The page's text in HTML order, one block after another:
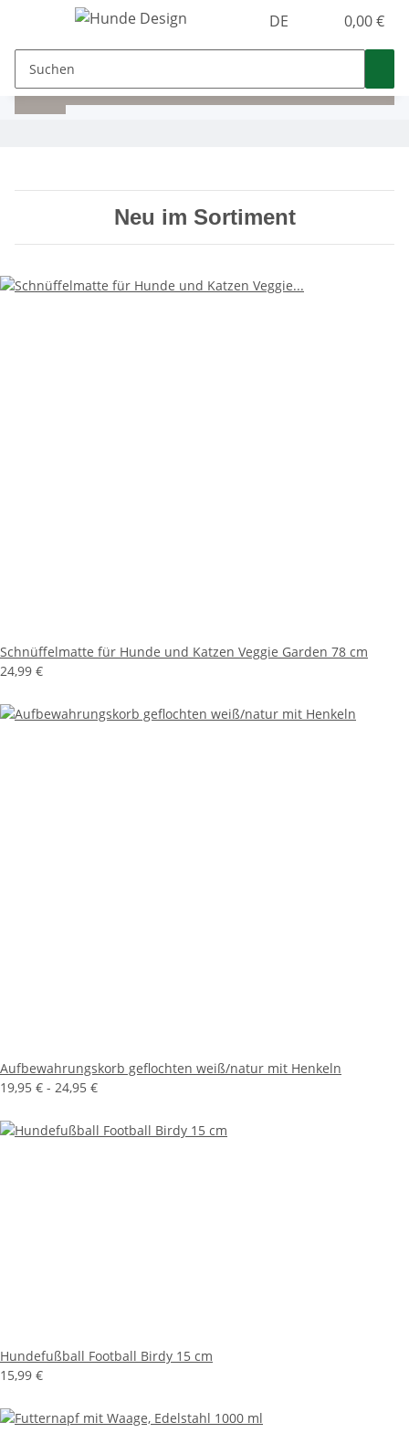
DE 0,00 €
Neu im Sortiment
Schnüffelmatte für Hunde und Katzen Veggie Garden 78 cm
24,99 €
Aufbewahrungskorb geflochten weiß/natur mit Henkeln
19,95 € - 24,95 €
Hundefußball Football Birdy 15 cm
15,99 €